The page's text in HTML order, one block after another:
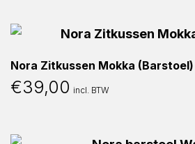
Nora Zitkussen Mokka (Barstoel)
€39,00 incl. BTW